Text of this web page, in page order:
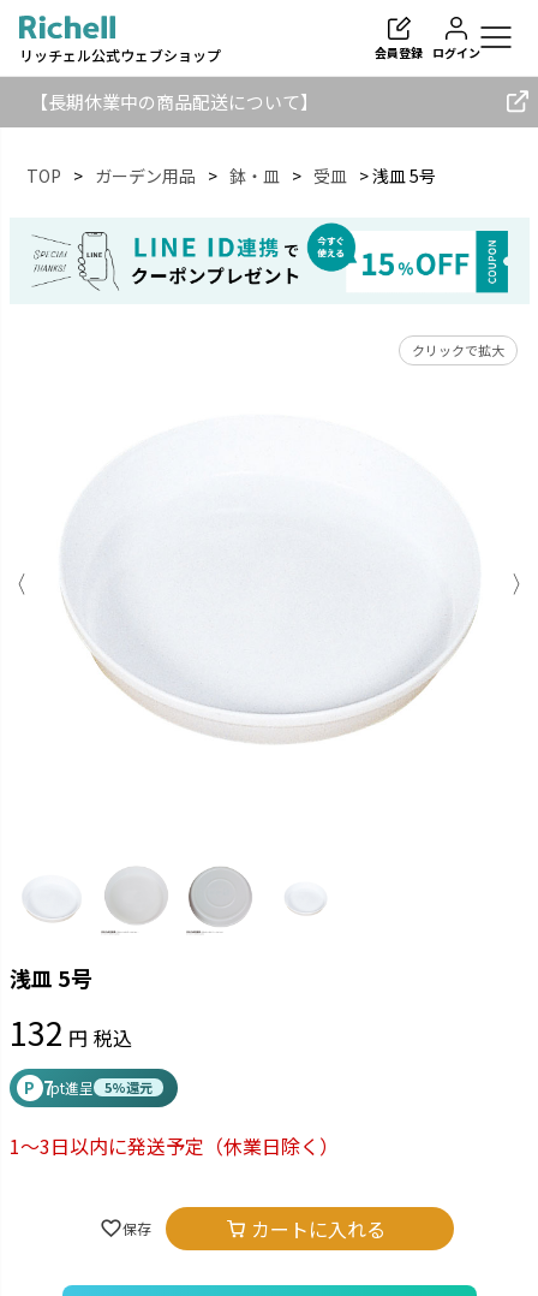
リッチェル公式ウェブショップ 会員登録 ログイン
【長期休業中の商品配送について】
検索
TOP ガーデン用品 鉢・皿 受皿 浅皿 5号
クリックで拡大
浅皿 5号
132 税込
P 7pt進呈 5%還元
1～3日以内に発送予定 （休業日除く）
カートに入れる